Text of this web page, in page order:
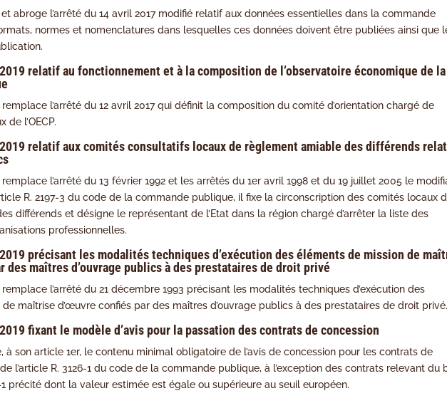
abroge l’arrêté du 14 avril 2017 modifié relatif aux données essentielles dans la commande
normes et nomenclatures dans lesquelles ces données doivent être publiées ainsi que
relatif au fonctionnement et à la composition de l’observatoire économique de la
l’arrêté du 12 avril 2017 qui définit la composition du comité d’orientation chargé de
de l’OECP.
relatif aux comités consultatifs locaux de règlement amiable des différends
l’arrêté du 13 février 1992 et les arrêtés du 1er avril 1998 et du 19 juillet 2005 le
R. 2197-3 du code de la commande publique, il fixe la circonscription des comités locaux
différends et désigne le représentant de l’Etat dans la région chargé d’arrêter la liste des
professionnelles.
précisant les modalités techniques d’exécution des éléments de mission de
des maîtres d’ouvrage publics à des prestataires de droit privé
l’arrêté du 21 décembre 1993 précisant les modalités techniques d’exécution des
maîtrise d’œuvre confiés par des maîtres d’ouvrage publics à des prestataires de droit privé.
fixant le modèle d’avis pour la passation des contrats de concession
à son article 1er, le contenu minimal obligatoire de l’avis de concession pour les contrats de
l’article R. 3126-1 du code de la commande publique, à l’exception des contrats relevant du
1 précité dont la valeur estimée est égale ou supérieure au seuil européen.